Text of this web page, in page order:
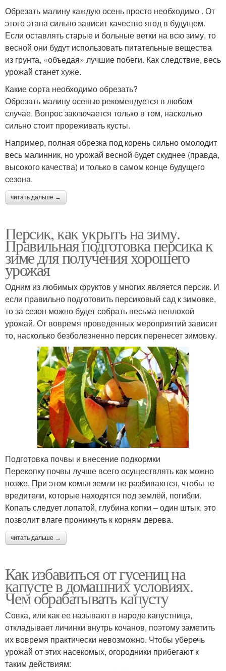
Обрезать малину каждую осень просто необходимо . От
этого этапа сильно зависит качество ягод в будущем.
Если оставлять старые и больные ветки на всю зиму, то
весной они будут использовать питательные вещества
из грунта, «объедая» лучшие побеги. Как следствие, весь
урожай станет хуже.
Какие сорта необходимо обрезать?
Обрезать малину осенью рекомендуется в любом
случае. Вопрос заключается только в том, насколько
сильно стоит прореживать кусты.
Например, полная обрезка под корень сильно омолодит
весь малинник, но урожай весной будет скуднее (правда,
высокого качества) и только в самом конце будущего
сезона.
читать дальше →
Персик, как укрыть на зиму.
Правильная подготовка персика к
зиме для получения хорошего
урожая
Одним из любимых фруктов у многих является персик. И
если правильно подготовить персиковый сад к зимовке,
то за сезон можно будет собрать весьма неплохой
урожай. От вовремя проведенных мероприятий зависит
то, насколько безболезненно персик перенесет зимовку.
Подготовка почвы и внесение подкормки
Перекопку почвы лучше всего осуществлять как можно
позже. При этом комья земли не разбиваются, чтобы те
вредители, которые находятся под землёй, погибли.
Копать следует лопатой, глубина копки – один штык, это
позволит влаге проникнуть к корням дерева.
читать дальше →
Как избавиться от гусениц на
капусте в домашних условиях.
Чем обрабатывать капусту
Совка, или как ее называют в народе капустница,
откладывает личинки внутрь кочанов, поэтому заметить
их вовремя практически невозможно. Чтобы уберечь
урожай от этих насекомых, огородники прибегают к
таким действиям: